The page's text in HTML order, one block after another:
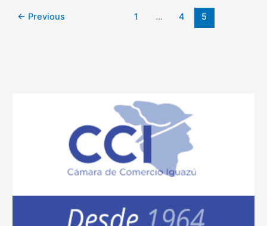
← Previous 1 … 4 5